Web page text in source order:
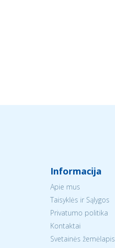
Informacija
Apie mus
Taisyklės ir Sąlygos
Privatumo politika
Kontaktai
Svetainės žemėlapis